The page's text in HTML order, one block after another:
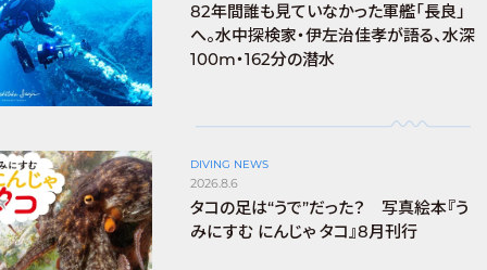
82年間誰も見ていなかった軍艦「長良」
へ。水中探検家・伊左治佳孝が語る、水深
100m・162分の潜水
DIVING NEWS
2026.8.6
タコの足は“うで”だった？ 写真絵本『う
みにすむ にんじゃ タコ』8月刊行